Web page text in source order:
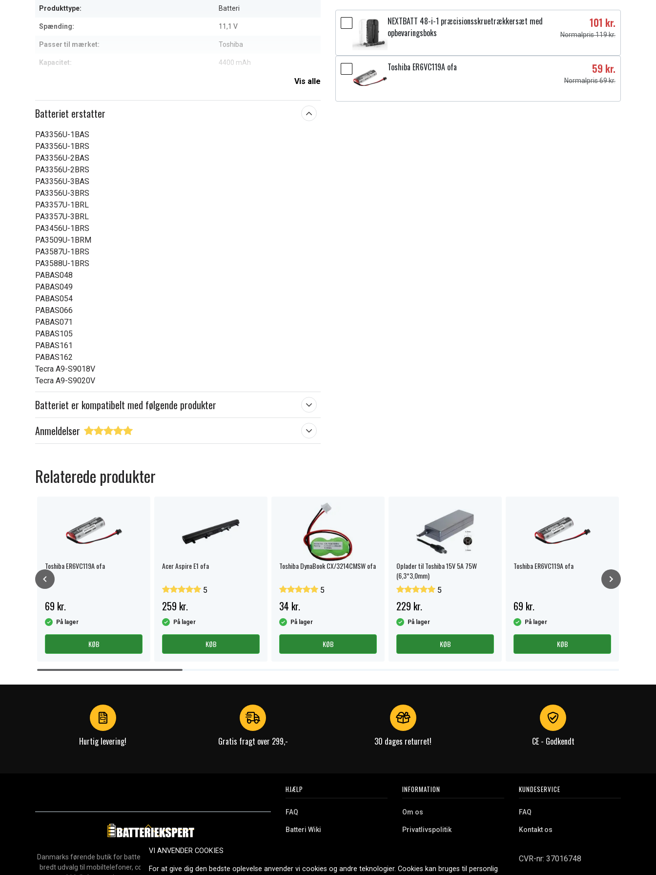
Produkttype: Batteri
Spænding: 11,1 V
Passer til mærket: Toshiba
Kapacitet: 4400 mAh
Vis alle
Batteriet erstatter
PA3356U-1BAS
PA3356U-1BRS
PA3356U-2BAS
PA3356U-2BRS
PA3356U-3BAS
PA3356U-3BRS
PA3357U-1BRL
PA3357U-3BRL
PA3456U-1BRS
PA3509U-1BRM
PA3587U-1BRS
PA3588U-1BRS
PABAS048
PABAS049
PABAS054
PABAS066
PABAS071
PABAS105
PABAS161
PABAS162
Tecra A9-S9018V
Tecra A9-S9020V
Batteriet er kompatibelt med følgende produkter
Anmeldelser
NEXTBATT 48-i-1 præcisionsskruetrækkersæt med
opbevaringsboks
101 kr.
Normalpris 119 kr.
Toshiba ER6VC119A ofa 59 kr.
Normalpris 69 kr.
Relaterede produkter
Toshiba ER6VC119A ofa
69 kr.
På lager
KØB
Acer Aspire E1 ofa
5
259 kr.
På lager
KØB
Toshiba DynaBook CX/3214CMSW ofa
5
34 kr.
På lager
KØB
Oplader til Toshiba 15V 5A 75W
(6,3*3,0mm)
5
229 kr.
På lager
KØB
Toshiba ER6VC119A ofa
69 kr.
På lager
KØB
Item
Hurtig levering! Gratis fragt over 299,- 30 dages returret! CE - Godkendt
Danmarks førende butik for batterier, opladere og reservedele. Vi tilbyder et
bredt udvalg til mobiltelefoner, computere, værktøj, husholdning og meget
HJÆLP
FAQ
Batteri Wiki
Erhvervskunde
INFORMATION
Om os
Privatlivspolitik
Cookies
KUNDESERVICE
FAQ
Kontakt os
CVR-nr: 37016748
VI ANVENDER COOKIES
For at give dig den bedste oplevelse anvender vi cookies og andre teknologier. Cookies kan bruges til personlig